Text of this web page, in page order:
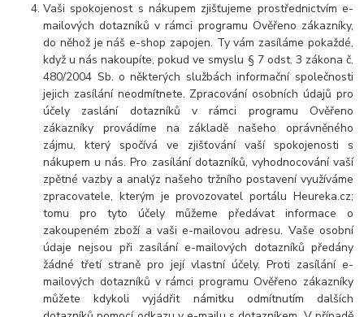
Vaši spokojenost s nákupem zjišťujeme prostřednictvím e-
mailových dotazníků v rámci programu Ověřeno zákazníky,
do něhož je náš e-shop zapojen. Ty vám zasíláme pokaždé,
když u nás nakoupíte, pokud ve smyslu § 7 odst. 3 zákona č.
480/2004 Sb. o některých službách informační společnosti
jejich zasílání neodmítnete. Zpracování osobních údajů pro
účely zaslání dotazníků v rámci programu Ověřeno
zákazníky provádíme na základě našeho oprávněného
zájmu, který spočívá ve zjišťování vaší spokojenosti s
nákupem u nás. Pro zasílání dotazníků, vyhodnocování vaší
zpětné vazby a analýz našeho tržního postavení využíváme
zpracovatele, kterým je provozovatel portálu Heureka.cz;
tomu pro tyto účely můžeme předávat informace o
zakoupeném zboží a vaši e-mailovou adresu. Vaše osobní
údaje nejsou při zasílání e-mailových dotazníků předány
žádné třetí straně pro její vlastní účely. Proti zasílání e-
mailových dotazníků v rámci programu Ověřeno zákazníky
můžete kdykoli vyjádřit námitku odmítnutím dalších